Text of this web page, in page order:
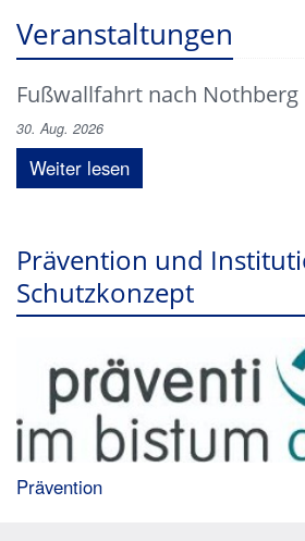
Veranstaltungen
Fußwallfahrt nach Nothberg
30. Aug. 2026
Weiter lesen
Prävention und
Schutzkonzept
Prävention